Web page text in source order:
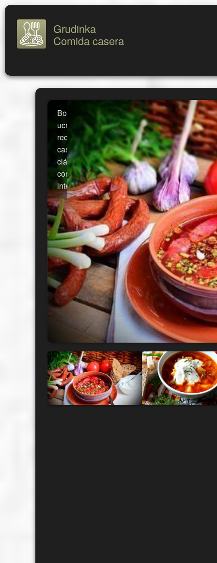
Grudinka
Comida casera
Borscht
ucraniano:
receta
casera
clásica
con caldo
intenso